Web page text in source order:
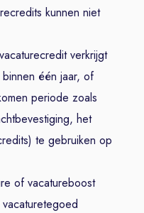
kunnen niet
verkrijgt
één jaar, of
periode zoals
het
te gebruiken op
of vacatureboost